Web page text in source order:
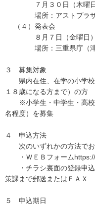
７月３０日（木曜日）
場所：アストプラザ（
（４）発表会
８月７日（金曜日）
場所：三重県庁（津市
３ 募集対象
県内在住、在学の小学校
１８歳になる方まで）の方
※小学生・中学生・高校
名程度）を募集
４ 申込方法
次のいずれかの方法でお
・ＷＥＢフォームhttps://
・チラシ裏面の登録申込
策課まで郵送またはＦＡＸ
５ 申込期日